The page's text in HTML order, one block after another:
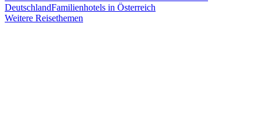
DeutschlandFamilienhotels in Österreich
Weitere Reisethemen